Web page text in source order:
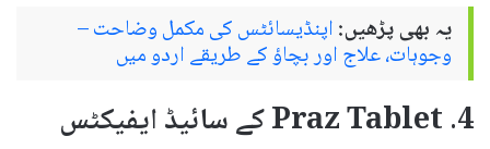
یہ بھی پڑھیں:اپنڈیسائٹس کی مکمل وضاحت –
وجوہات، علاج اور بچاؤ کے طریقے اردو میں
4. Praz Tablet کے سائیڈ ایفیکٹس